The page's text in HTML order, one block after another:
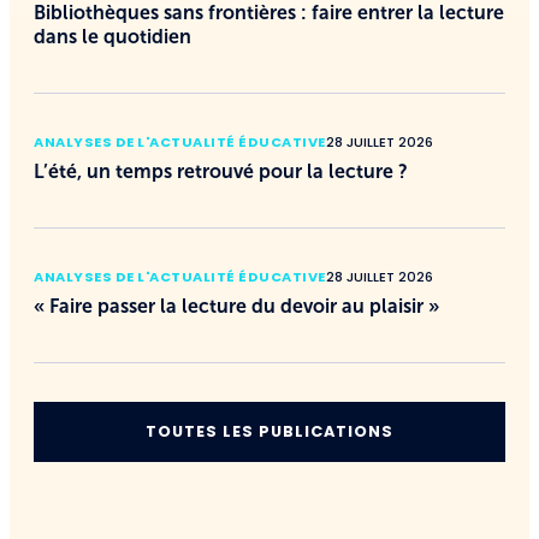
Bibliothèques sans frontières : faire entrer la lecture
dans le quotidien
ANALYSES DE L'ACTUALITÉ ÉDUCATIVE28 JUILLET 2026
L’été, un temps retrouvé pour la lecture ?
ANALYSES DE L'ACTUALITÉ ÉDUCATIVE28 JUILLET 2026
« Faire passer la lecture du devoir au plaisir »
TOUTES LES PUBLICATIONS